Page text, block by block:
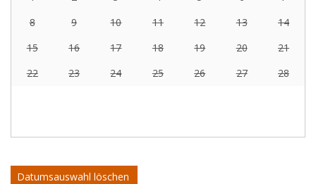
8
9 10 11 12 13
14
15
16 17 18 19 20
21
22
23 24 25 26 27 28
Datumsauswahl löschen